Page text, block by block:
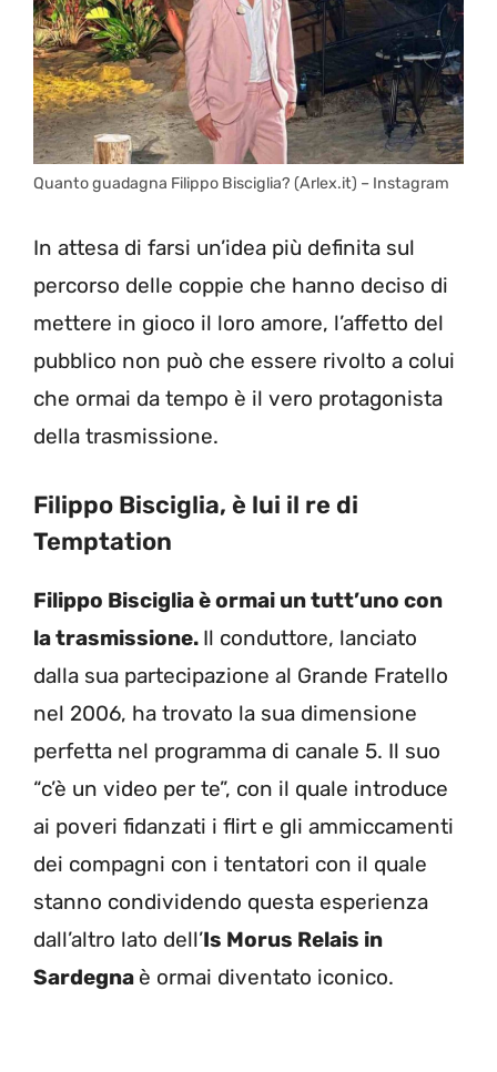
Quanto guadagna Filippo Bisciglia? (Arlex.it) – Instagram
In attesa di farsi un’idea più definita sul
percorso delle coppie che hanno deciso di
mettere in gioco il loro amore, l’affetto del
pubblico non può che essere rivolto a colui
che ormai da tempo è il vero protagonista
della trasmissione.
Filippo Bisciglia, è lui il re di
Temptation
Filippo Bisciglia è ormai un tutt’uno con
la trasmissione. Il conduttore, lanciato
dalla sua partecipazione al Grande Fratello
nel 2006, ha trovato la sua dimensione
perfetta nel programma di canale 5. Il suo
“c’è un video per te”, con il quale introduce
ai poveri fidanzati i flirt e gli ammiccamenti
dei compagni con i tentatori con il quale
stanno condividendo questa esperienza
dall’altro lato dell’Is Morus Relais in
Sardegna è ormai diventato iconico.